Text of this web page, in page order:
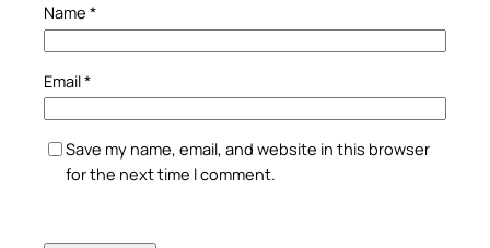
Name *
Email*
Save my name, email, and website in this browser
for the next time I comment.